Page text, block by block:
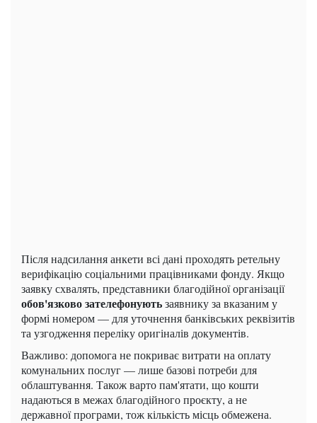
Після надсилання анкети всі дані проходять ретельну
верифікацію соціальними працівниками фонду. Якщо
заявку схвалять, представники благодійної організації
обов'язково зателефонуютьзаявнику за вказаним у
формі номером — для уточнення банківських реквізитів
та узгодження переліку оригіналів документів.
Важливо: допомога не покриває витрати на оплату
комунальних послуг — лише базові потреби для
облаштування. Також варто пам'ятати, що кошти
надаються в межах благодійного проєкту, а не
державної програми, тож кількість місць обмежена.